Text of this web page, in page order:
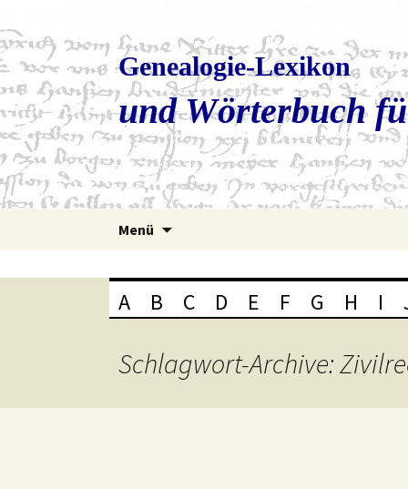
Genealogie-Lexikon
und Wörterbuch
Menü
A B C D E F G H I
Schlagwort-Archive: